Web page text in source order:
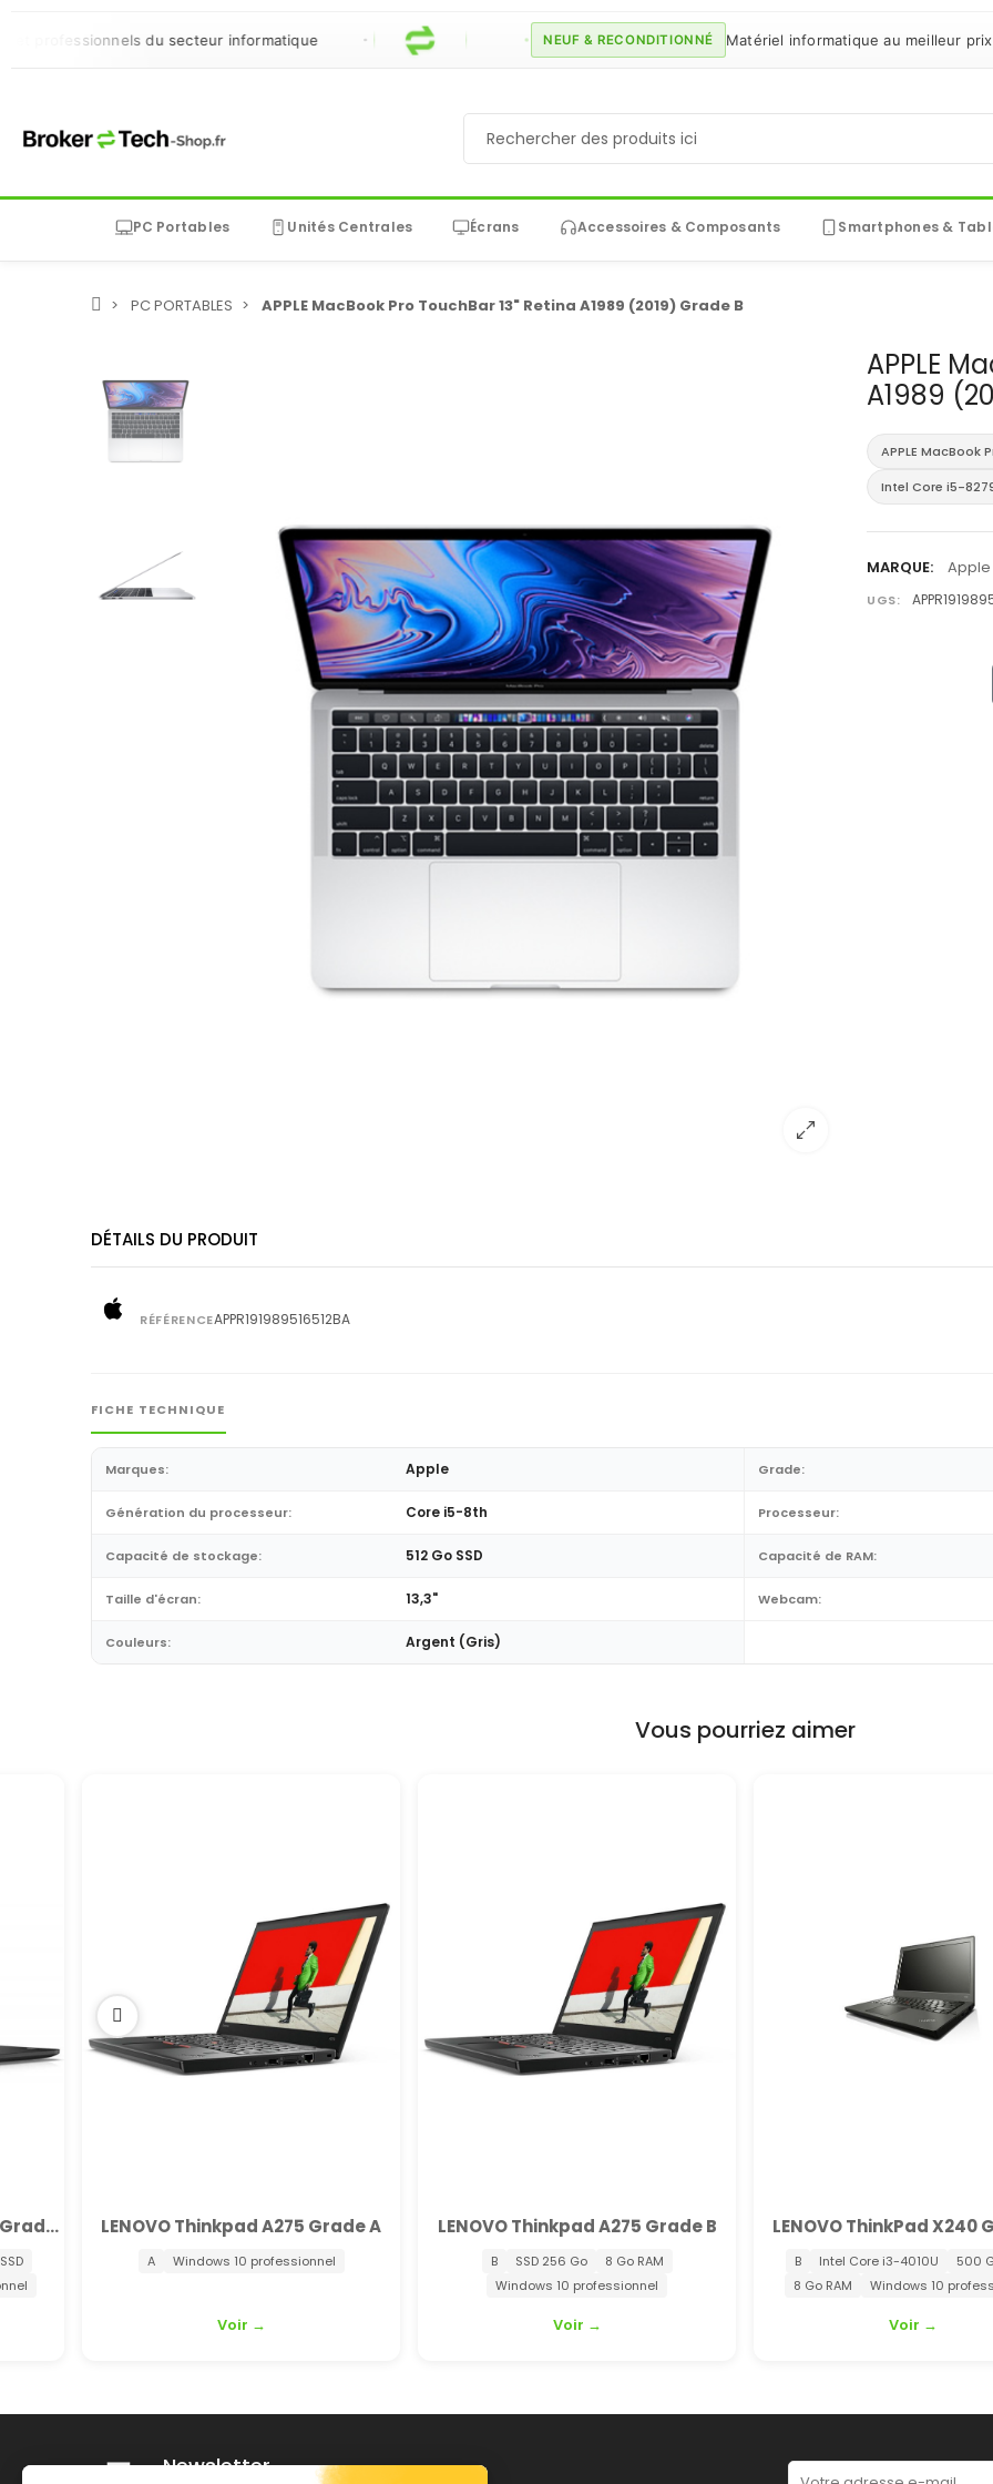
du secteur informatique NEUF & RECONDITIONNÉ Matériel informatique au meilleur prix
PC Portables Unités Centrales Écrans Accessoires & Composants Smartphones &
PC PORTABLES APPLE MacBook Pro TouchBar 13" Retina A1989 (2019) Grade B
APPLE
A1989
APPLE MacBook
Intel Core i5-
MARQUE: Apple
UGS:
DÉTAILS DU PRODUIT
RÉFÉRENCEAPPR191989516512BA
FICHE TECHNIQUE
Marques: Apple Grade:
Génération du processeur: Core i5-8th Processeur:
Capacité de stockage: 512 Go SSD Capacité de RAM:
Taille d'écran: 13,3" Webcam:
Couleurs: Argent (Gris)
Vous pourriez aimer
DELL Latitude 7480 (Tactile) Grade B LENOVO Thinkpad A275 Grade A
A Windows 10 professionnel
Voir →
LENOVO Thinkpad A275 Grade B
B SSD 256 Go
8 Go RAM
Windows 10 professionnel
Voir →
LENOVO ThinkPad X240
B Intel Core i3-4010U
500
8 Go RAM
Windows 10
Voir →
Newsletter